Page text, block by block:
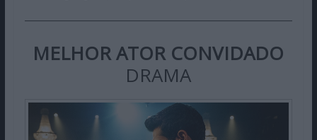
MELHOR ATOR CONVIDADO
DRAMA